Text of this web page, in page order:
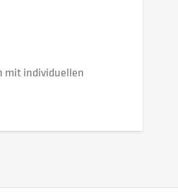
mit individuellen